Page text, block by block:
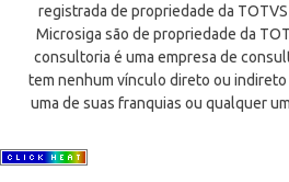
registrada de propriedade da
Microsiga são de propriedade da
consultoria é uma empresa de
tem nenhum vínculo direto ou
uma de suas franquias ou qualquer